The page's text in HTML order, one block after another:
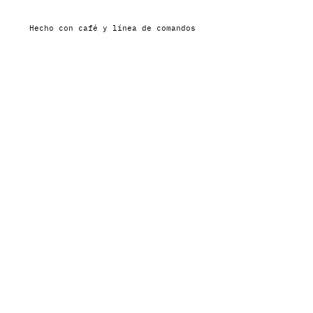
Hecho con café y línea de comandos